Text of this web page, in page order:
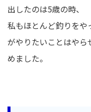
出したのは5歳の時、
私もほとんど釣りを
がやりたいことはや
めました。